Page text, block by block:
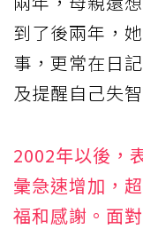
到了後兩年，
事，更常在日
及提醒自己失
2002年以後，
彙急速增加，
福和感謝。面